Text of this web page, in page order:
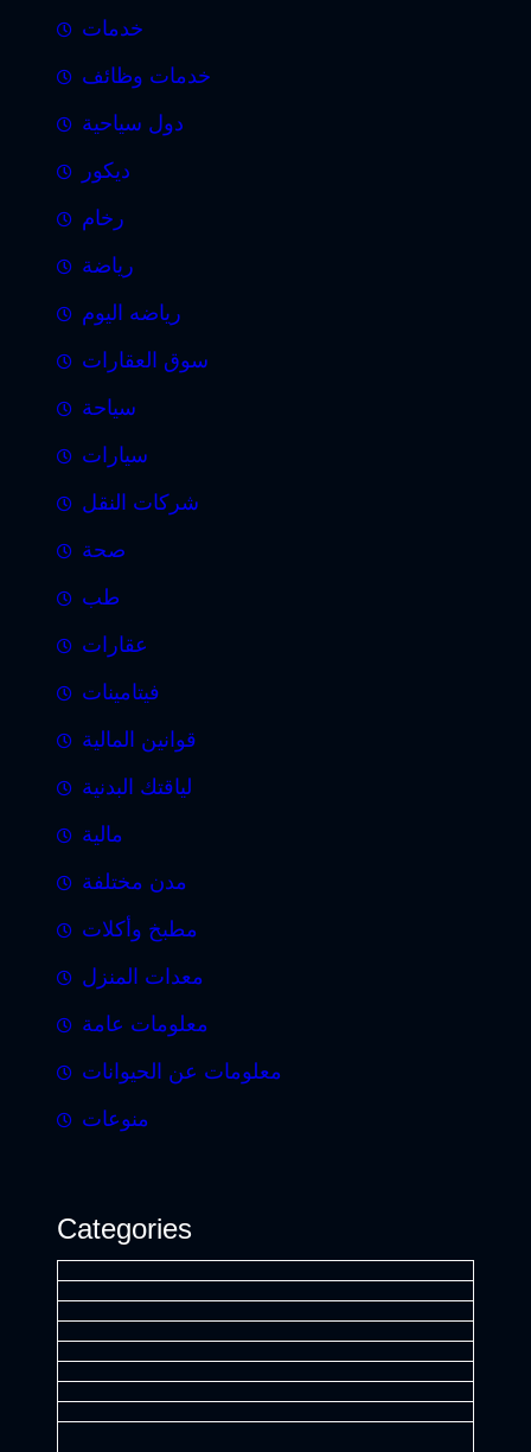
خدمات
خدمات وظائف
دول سياحية
ديكور
رخام
رياضة
رياضه اليوم
سوق العقارات
سياحة
سيارات
شركات النقل
صحة
طب
عقارات
فيتامينات
قوانين المالية
لياقتك البدنية
مالية
مدن مختلفة
مطبخ وأكلات
معدات المنزل
معلومات عامة
معلومات عن الحيوانات
منوعات
Categories